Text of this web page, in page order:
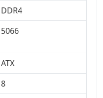
DDR4
5066
ATX
8